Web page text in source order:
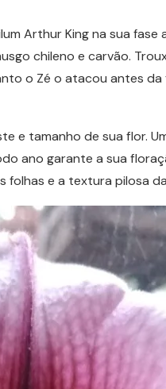
Arthur King na sua fase
chileno e carvão.
o Zé o atacou antes da
e tamanho de sua flor.
ano garante a sua
folhas e a textura pilosa